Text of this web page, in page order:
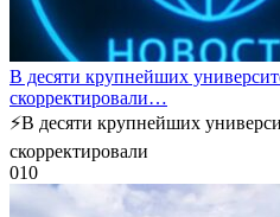
В десяти крупнейших
скорректировали…
⚡️В десяти крупнейших
скорректировали
010